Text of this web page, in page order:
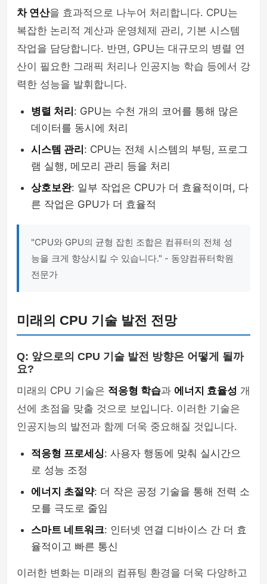
차 연산을 효과적으로 나누어 처리합니다. CPU는
복잡한 논리적 계산과 운영체제 관리, 기본 시스템
작업을 담당합니다. 반면, GPU는 대규모의 병렬 연
산이 필요한 그래픽 처리나 인공지능 학습 등에서 강
력한 성능을 발휘합니다.
병렬 처리 : GPU는 수천 개의 코어를 통해 많은
데이터를 동시에 처리
시스템 관리 : CPU는 전체 시스템의 부팅, 프로그
램 실행, 메모리 관리 등을 처리
상호보완: 일부 작업은 CPU가 더 효율적이며, 다
른 작업은 GPU가 더 효율적
"CPU와 GPU의 균형 잡힌 조합은 컴퓨터의 전체 성
능을 크게 향상시킬 수 있습니다." - 동양컴퓨터학원
전문가
미래의 CPU 기술 발전 전망
Q: 앞으로의 CPU 기술 발전 방향은 어떻게 될까
요?
미래의 CPU 기술은 적응형 학습과 에너지 효율성 개
선에 초점을 맞출 것으로 보입니다. 이러한 기술은
인공지능의 발전과 함께 더욱 중요해질 것입니다.
적응형 프로세싱: 사용자 행동에 맞춰 실시간으
로 성능 조정
에너지 초절약: 더 작은 공정 기술을 통해 전력 소
모를 극도로 줄임
스마트 네트워크: 인터넷 연결 디바이스 간 더 효
율적이고 빠른 통신
이러한 변화는 미래의 컴퓨팅 환경을 더욱 다양하고